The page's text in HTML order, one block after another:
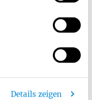
Details zeigen
Krankenkasse